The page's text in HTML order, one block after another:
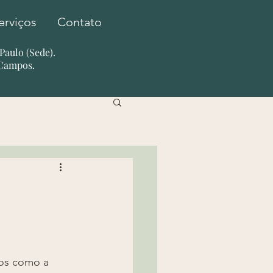
Contato
(Sede).
como a